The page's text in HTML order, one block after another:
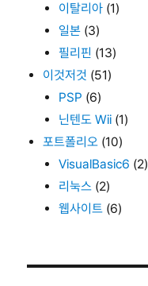
이탈리아 (1)
일본 (3)
필리핀 (13)
이것저것 (51)
PSP (6)
닌텐도 Wii (1)
포트폴리오 (10)
VisualBasic6 (2)
리눅스 (2)
웹사이트 (6)